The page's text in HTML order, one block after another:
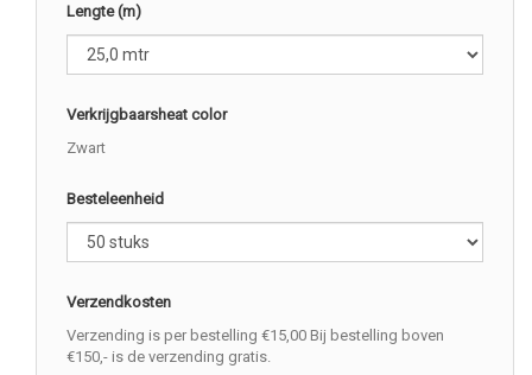
Lengte (m)
Verkrijgbaarsheat color
Zwart
Besteleenheid
Verzendkosten
Verzending is per bestelling €15,00 Bij bestelling boven
€150,- is de verzending gratis.